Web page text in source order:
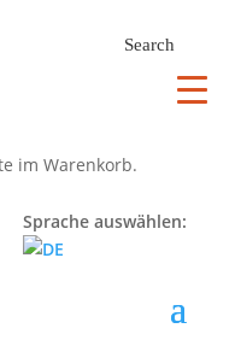
Search
im Warenkorb.
Sprache auswählen: